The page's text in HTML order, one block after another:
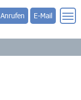
Anrufen E-Mail